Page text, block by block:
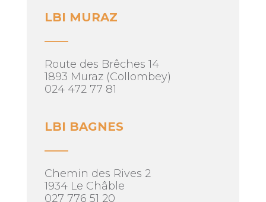
LBI MURAZ
Route des Brêches 14
1893 Muraz (Collombey)
024 472 77 81
LBI BAGNES
Chemin des Rives 2
1934 Le Châble
027 776 51 20